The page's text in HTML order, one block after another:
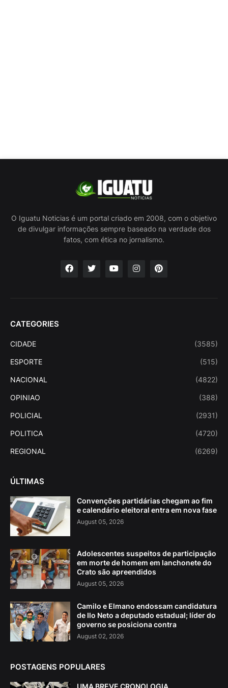
O Iguatu Noticias é um portal criado em 2008, com o objetivo
de divulgar informações sempre baseado na verdade dos
fatos, com ética no jornalismo.
CATEGORIES
CIDADE (3585)
ESPORTE (515)
NACIONAL (4822)
OPINIAO (388)
POLICIAL (2931)
POLITICA (4720)
REGIONAL (6269)
ÚLTIMAS
Convenções partidárias chegam ao fim
e calendário eleitoral entra em nova fase
August 05, 2026
Adolescentes suspeitos de participação
em morte de homem em lanchonete do
Crato são apreendidos
August 05, 2026
Camilo e Elmano endossam candidatura
de Ilo Neto a deputado estadual; líder do
governo se posiciona contra
August 02, 2026
POSTAGENS POPULARES
UMA BREVE CRONOLOGIA